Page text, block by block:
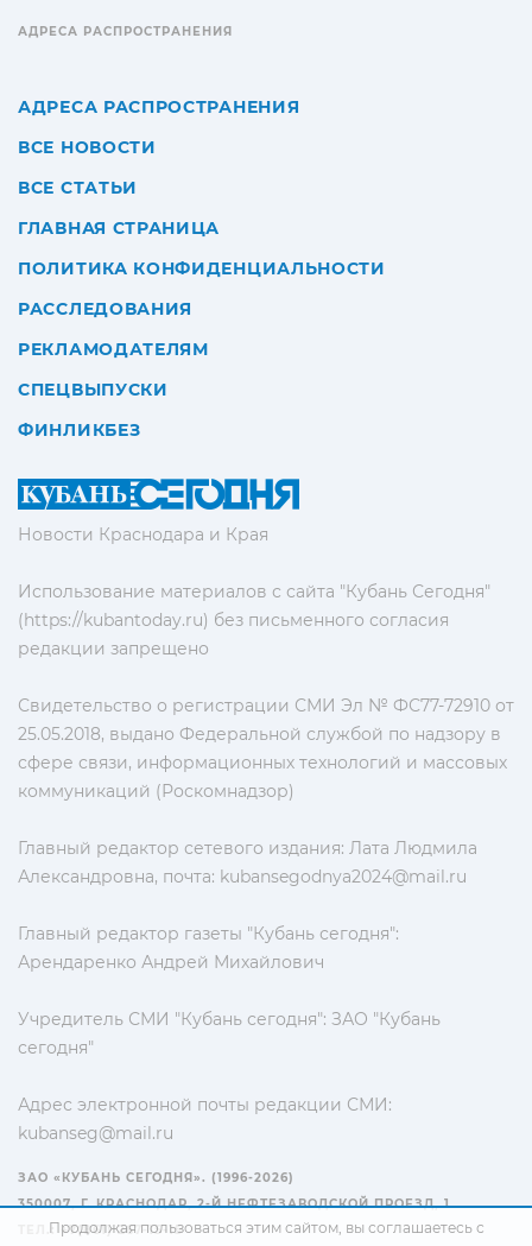
Новости Краснодара и Края
Использование материалов с сайта "Кубань Сегодня"
(https://kubantoday.ru) без письменного согласия
редакции запрещено
Свидетельство о регистрации СМИ Эл № ФС77-72910 от
25.05.2018, выдано Федеральной службой по надзору в
сфере связи, информационных технологий и массовых
коммуникаций (Роскомнадзор)
Главный редактор сетевого издания: Лата Людмила
Александровна, почта: kubansegodnya2024@mail.ru
Главный редактор газеты "Кубань сегодня":
Арендаренко Андрей Михайлович
Учредитель СМИ "Кубань сегодня": ЗАО "Кубань
сегодня"
Адрес электронной почты редакции СМИ:
kubanseg@mail.ru
АДРЕСА РАСПРОСТРАНЕНИЯ
АДРЕСА РАСПРОСТРАНЕНИЯ
ВСЕ НОВОСТИ
ВСЕ СТАТЬИ
ГЛАВНАЯ СТРАНИЦА
ПОЛИТИКА КОНФИДЕНЦИАЛЬНОСТИ
РАССЛЕДОВАНИЯ
РЕКЛАМОДАТЕЛЯМ
СПЕЦВЫПУСКИ
ФИНЛИКБЕЗ
ЗАО «КУБАНЬ СЕГОДНЯ». (1996-2026)
350007, Г. КРАСНОДАР, 2-Й НЕФТЕЗАВОДСКОЙ ПРОЕЗД, 1
ТЕЛ.: +7(861) 267-15-15
Продолжая пользоваться этим сайтом, вы соглашаетесь с